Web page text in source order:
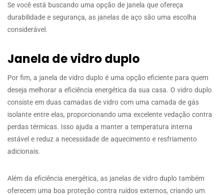
Se você está buscando uma opção de janela que ofereça
durabilidade e segurança, as janelas de aço são uma escolha
considerável.
Janela de vidro duplo
Por fim, a janela de vidro duplo é uma opção eficiente para quem
deseja melhorar a eficiência energética da sua casa. O vidro duplo
consiste em duas camadas de vidro com uma camada de gás
isolante entre elas, proporcionando uma excelente vedação contra
perdas térmicas. Isso ajuda a manter a temperatura interna
estável e reduz a necessidade de aquecimento e resfriamento
adicionais.
Além da eficiência energética, as janelas de vidro duplo também
oferecem uma boa proteção contra ruídos externos, criando um